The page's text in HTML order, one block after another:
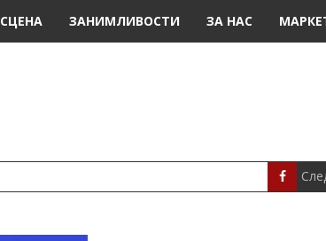
СЦЕНА ЗАНИМЛИВОСТИ ЗА НАС